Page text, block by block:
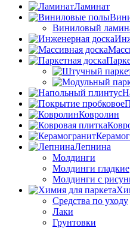
Ламинат
Виниловый
Ковролин
Лепнина
Молдинги
Молдинги гладкие
Молдинги с
Средства по уходу
Лаки
Грунтовки